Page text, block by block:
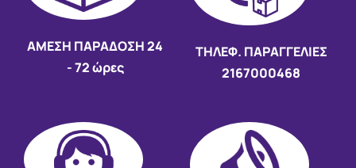
AMEΣΗ ΠΑΡΑΔΟΣΗ24
- 72 ώρες
ΤΗΛΕΦ. ΠΑΡΑΓΓΕΛΙΕΣ
2167000468